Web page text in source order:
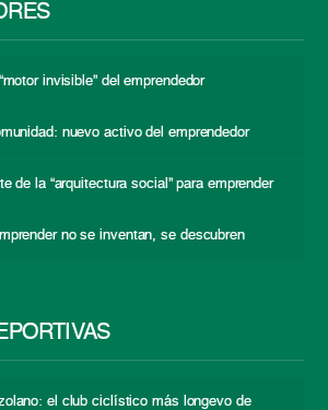
invisible” del emprendedor
nuevo activo del emprendedor
de la “arquitectura social” para emprender
no se inventan, se descubren
el club ciclístico más longevo de